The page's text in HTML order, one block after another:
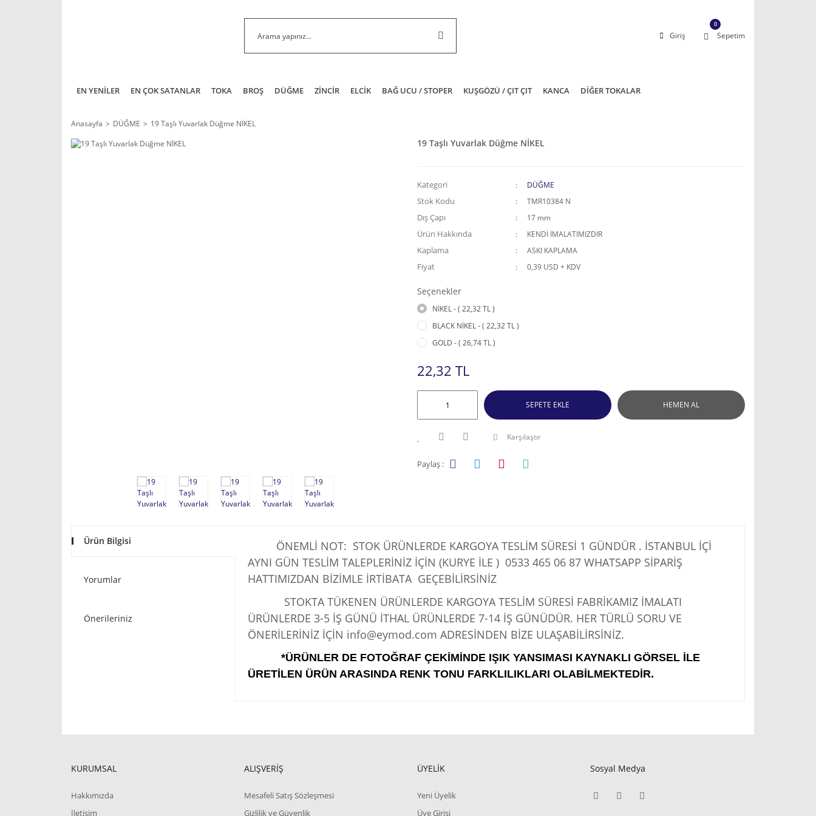
Giriş Sepetim
0
EN YENİLER EN ÇOK SATANLAR TOKA BROŞ DÜĞME ZİNCİR ELCİK BAĞ UCU / STOPER KUŞGÖZÜ / ÇIT ÇIT KANCA DİĞER TOKALAR
Anasayfa DÜĞME 19 Taşlı Yuvarlak Düğme NİKEL
19 Taşlı Yuvarlak Düğme NİKEL
Kategori DÜĞME
Stok Kodu TMR10384 N
Dış Çapı 17 mm
Ürün Hakkında KENDİ İMALATIMIZDIR
Kaplama ASKI KAPLAMA
Fiyat 0,39 USD + KDV
Seçenekler
NİKEL - ( 22,32 TL )
BLACK NİKEL - ( 22,32 TL )
GOLD - ( 26,74 TL )
22,32 TL
SEPETE EKLE HEMEN AL
Karşılaştır
Paylaş :
Ürün Bilgisi
Yorumlar
Önerileriniz
ÖNEMLİ NOT: STOK ÜRÜNLERDE KARGOYA TESLİM SÜRESİ 1 GÜNDÜR . İSTANBUL İÇİ
AYNI GÜN TESLİM TALEPLERİNİZ İÇİN (KURYE İLE ) 0533 465 06 87 WHATSAPP SİPARİŞ
HATTIMIZDAN BİZİMLE İRTİBATA GEÇEBİLİRSİNİZ
STOKTA TÜKENEN ÜRÜNLERDE KARGOYA TESLİM SÜRESİ FABRİKAMIZ İMALATI
ÜRÜNLERDE 3-5 İŞ GÜNÜ İTHAL ÜRÜNLERDE 7-14 İŞ GÜNÜDÜR. HER TÜRLÜ SORU VE
ÖNERİLERİNİZ İÇİN info@eymod.com ADRESİNDEN BİZE ULAŞABİLİRSİNİZ.
*ÜRÜNLER DE FOTOĞRAF ÇEKİMİNDE IŞIK YANSIMASI KAYNAKLI GÖRSEL İLE
ÜRETİLEN ÜRÜN ARASINDA RENK TONU FARKLILIKLARI OLABİLMEKTEDİR.
KURUMSAL
Hakkımızda
İletişim
ALIŞVERİŞ
Mesafeli Satış Sözleşmesi
Gizlilik ve Güvenlik
ÜYELİK
Yeni Üyelik
Üye Girişi
Sosyal Medya